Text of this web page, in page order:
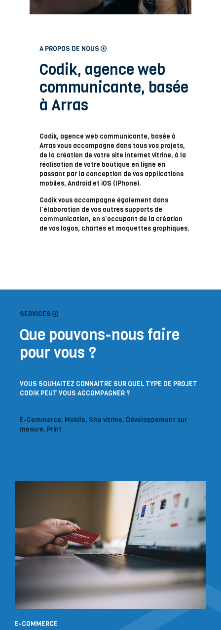
A PROPOS DE NOUS
Codik, agence web
communicante, basée
à Arras
Codik, agence web communicante, basée à
Arras vous accompagne dans tous vos projets,
de la création de votre site internet vitrine, à la
réalisation de votre boutique en ligne en
passant par la conception de vos applications
mobiles, Android et iOS (IPhone).
Codik vous accompagne également dans
l’élaboration de vos autres supports de
communication, en s’occupant de la création
de vos logos, chartes et maquettes graphiques.
SERVICES
Que pouvons-nous faire
pour vous ?
VOUS SOUHAITEZ CONNAITRE SUR QUEL TYPE DE PROJET
CODIK PEUT VOUS ACCOMPAGNER ?
E-Commerce, Mobile, Site vitrine, Développement sur
mesure, Print
E-COMMERCE